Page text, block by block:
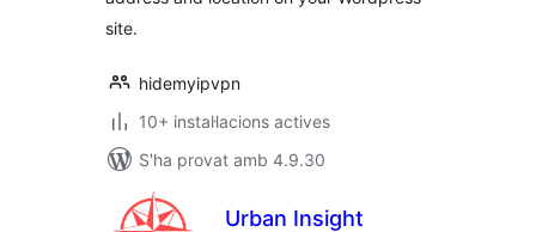
site.
hidemyipvpn
10+ instal·lacions actives
S'ha provat amb 4.9.30
Urban Insight